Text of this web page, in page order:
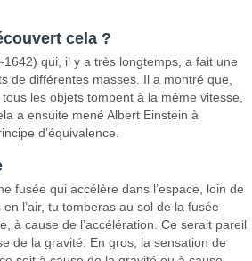
cela ?
1642) qui, il y a très longtemps, a fait une
de différentes masses. Il a montré que,
les objets tombent à la même vitesse,
a ensuite mené Albert Einstein à
d’équivalence.
fusée qui accélère dans l’espace, loin de
l’air, tu tomberas au sol de la fusée
à cause de l’accélération. Ce serait pareil
de la gravité. En gros, la sensation de